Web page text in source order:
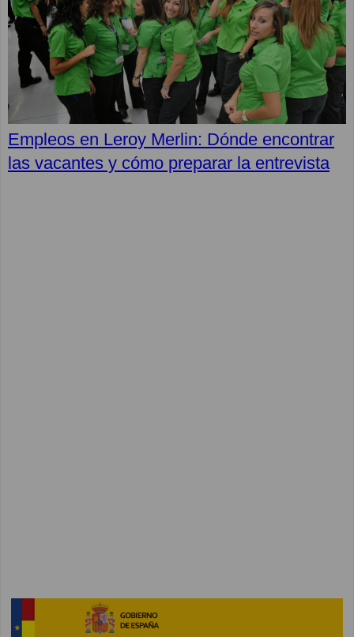
Empleos en Leroy Merlin: Dónde encontrar
las vacantes y cómo preparar la entrevista